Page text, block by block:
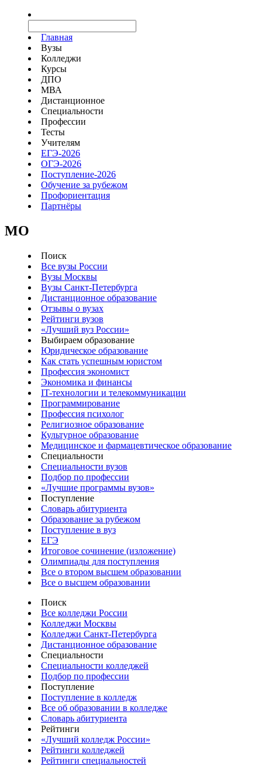
Главная
Вузы
Колледжи
Курсы
ДПО
МВА
Дистанционное
Специальности
Профессии
Тесты
Учителям
ЕГЭ-2026
ОГЭ-2026
Поступление-2026
Обучение за рубежом
Профориентация
Партнёры
MO
Поиск
Все вузы России
Вузы Москвы
Вузы Санкт-Петербурга
Дистанционное образование
Отзывы о вузах
Рейтинги вузов
«Лучший вуз России»
Выбираем образование
Юридическое образование
Как стать успешным юристом
Профессия экономист
Экономика и финансы
IT-технологии и телекоммуникации
Программирование
Профессия психолог
Религиозное образование
Культурное образование
Медицинское и фармацевтическое образование
Специальности
Специальности вузов
Подбор по профессии
«Лучшие программы вузов»
Поступление
Словарь абитуриента
Образование за рубежом
Поступление в вуз
ЕГЭ
Итоговое сочинение (изложение)
Олимпиады для поступления
Все о втором высшем образовании
Все о высшем образовании
Поиск
Все колледжи России
Колледжи Москвы
Колледжи Санкт-Петербурга
Дистанционное образование
Специальности
Специальности колледжей
Подбор по профессии
Поступление
Поступление в колледж
Все об образовании в колледже
Словарь абитуриента
Рейтинги
«Лучший колледж России»
Рейтинги колледжей
Рейтинги специальностей